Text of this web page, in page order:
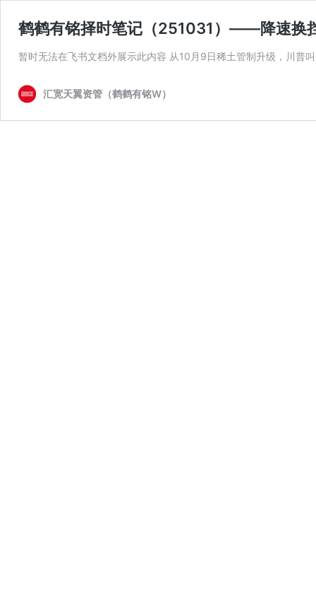
鹤鹤有铭择时笔记（251031）——降速换
暂时无法在飞书文档外展示此内容 从10月9日稀土管制升级，川普
汇宽天翼资管（鹤鹤有铭W）